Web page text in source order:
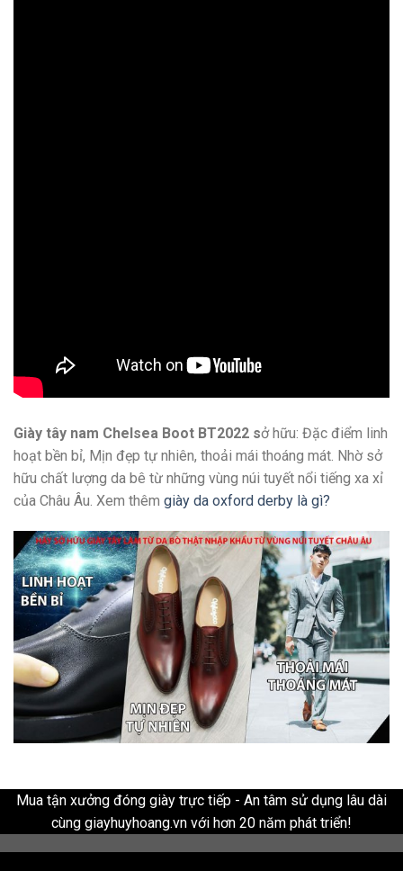
Giày tây nam Chelsea Boot BT2022 sở hữu: Đặc điểm linh
hoạt bền bỉ, Mịn đẹp tự nhiên, thoải mái thoáng mát. Nhờ sở
hữu chất lượng da bê từ những vùng núi tuyết nổi tiếng xa xỉ
của Châu Âu. Xem thêm giày da oxford derby là gì?
Mua tận xưởng đóng giày trực tiếp - An tâm sử dụng lâu dài
cùng giayhuyhoang.vn với hơn 20 năm phát triển!